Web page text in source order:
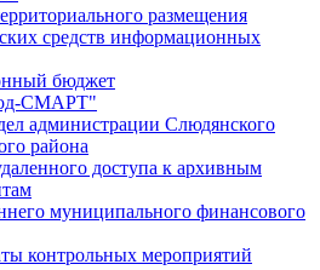
размещения
средств информационных
бюджет
СМАРТ"
администрации Слюдянского
района
доступа к архивным
муниципального финансового
контрольных мероприятий